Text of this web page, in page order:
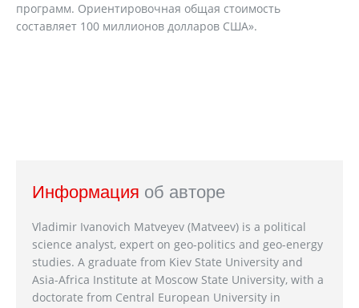
программ. Ориентировочная общая стоимость
составляет 100 миллионов долларов США».
Информация об авторе
Vladimir Ivanovich Matveyev (Matveev) is a political
science analyst, expert on geo-politics and geo-energy
studies. A graduate from Kiev State University and
Asia-Africa Institute at Moscow State University, with a
doctorate from Central European University in